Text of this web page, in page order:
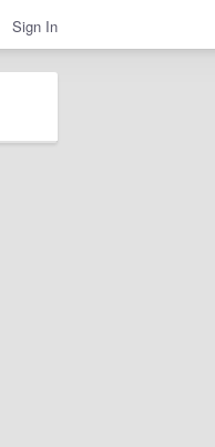
Sign In